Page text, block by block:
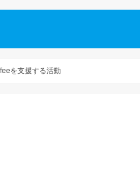
を支援する活動